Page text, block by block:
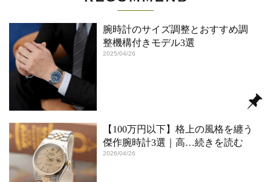
腕時計のサイズ調整とおすすめ調
整機構付きモデル3選
2025/04/26
【100万円以下】格上の風格を纏う
傑作腕時計3選｜高…続きを読む
2026/04/26